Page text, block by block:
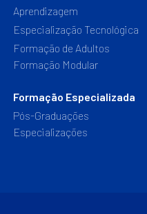
Aprendizagem
Especialização Tecnológica
Formação de Adultos
Formação Modular
Formação Especializada
Pós-Graduações
Especializações